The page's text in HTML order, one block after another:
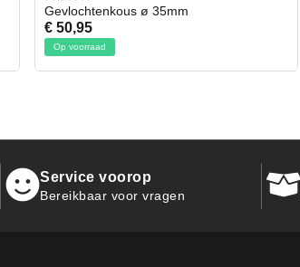
Bit- en Doppenset 19 Delig Incl. Ratel
€ 19,95
Op voorraad
Service voorop
Bereikbaar voor vragen